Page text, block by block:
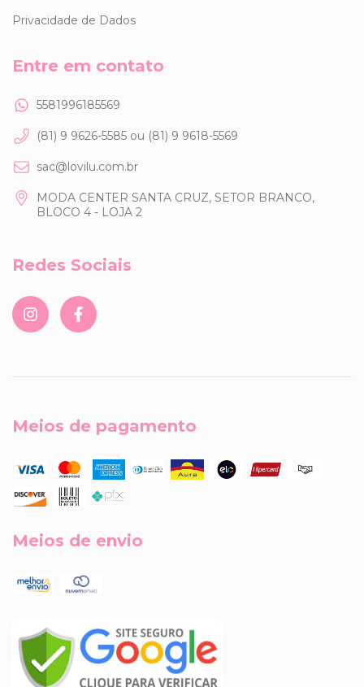
Privacidade de Dados
Entre em contato
5581996185569
(81) 9 9626-5585 ou (81) 9 9618-5569
sac@lovilu.com.br
MODA CENTER SANTA CRUZ, SETOR BRANCO,
BLOCO 4 - LOJA 2
Redes Sociais
Meios de pagamento
Meios de envio